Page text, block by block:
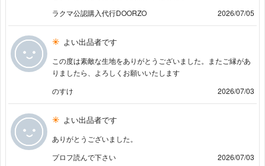
ラクマ公認購入代行DOORZO
2026/07/05
よい出品者です
この度は素敵な生地をありがとうございました。またご縁があ
りましたら、よろしくお願いいたします
のすけ
2026/07/03
よい出品者です
ありがとうございました。
プロフ読んで下さい
2026/07/03